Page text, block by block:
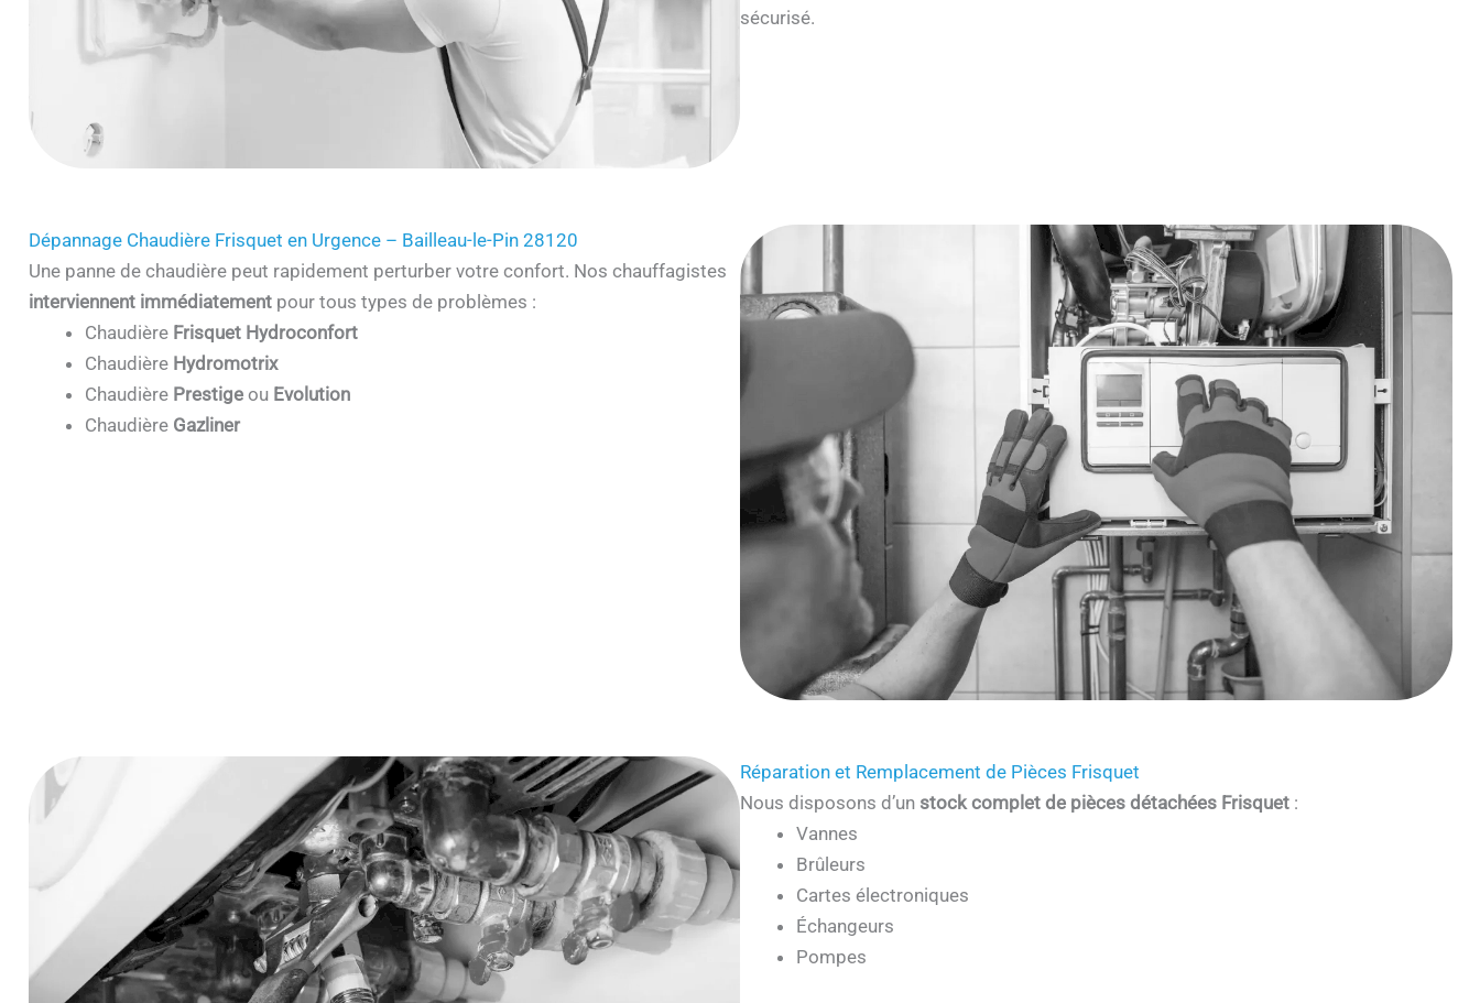
sécurisé.
Dépannage Chaudière Frisquet en Urgence – Bailleau-le-Pin 28120
Une panne de chaudière peut rapidement perturber votre confort. Nos chauffagistes
interviennent immédiatementpour tous types de problèmes :
Chaudière Frisquet Hydroconfort
Chaudière Hydromotrix
Chaudière Prestigeou Evolution
Chaudière Gazliner
Réparation et Remplacement de Pièces Frisquet
Nous disposons d’un stock complet de pièces détachées Frisquet :
Vannes
Brûleurs
Cartes électroniques
Échangeurs
Pompes